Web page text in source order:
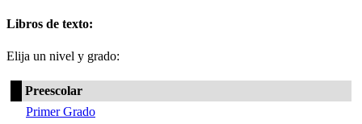
Libros de texto:
Elija un nivel y grado:
Preescolar
Primer Grado